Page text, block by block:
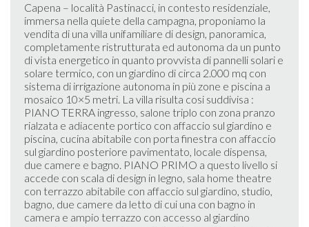
Capena – località Pastinacci, in contesto residenziale,
immersa nella quiete della campagna, proponiamo la
vendita di una villa unifamiliare di design, panoramica,
completamente ristrutturata ed autonoma da un punto
di vista energetico in quanto provvista di pannelli solari e
solare termico, con un giardino di circa 2.000 mq con
sistema di irrigazione autonoma in più zone e piscina a
mosaico 10×5 metri. La villa risulta cosi suddivisa :
PIANO TERRA ingresso, salone triplo con zona pranzo
rialzata e adiacente portico con affaccio sul giardino e
piscina, cucina abitabile con porta finestra con affaccio
sul giardino posteriore pavimentato, locale dispensa,
due camere e bagno. PIANO PRIMO a questo livello si
accede con scala di design in legno, sala home theatre
con terrazzo abitabile con affaccio sul giardino, studio,
bagno, due camere da letto di cui una con bagno in
camera e ampio terrazzo con accesso al giardino